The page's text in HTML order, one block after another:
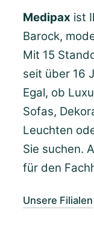
Medipax ist
Barock,
Mit 15
seit über 16
Egal, ob
Sofas,
Leuchten
Sie suchen.
für den
Unsere Filialen